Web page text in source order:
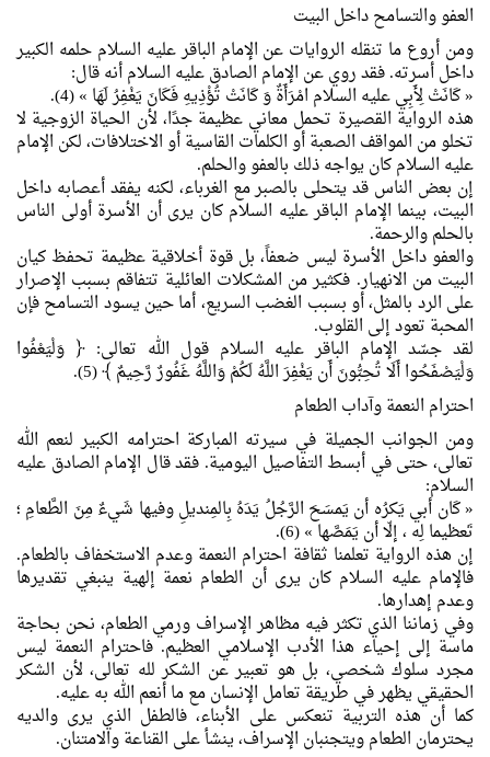
العفو والتسامح داخل البيت
ومن أروع ما تنقله الروايات عن الإمام الباقر عليه السلام حلمه الكبير
داخل أسرته. فقد روي عن الإمام الصادق عليه السلام أنه قال:
« كَانَتْ لِأَبِي عليه السلام امْرَأَةٌ وَ كَانَتْ تُؤْذِيهِ فَكَانَ يَغْفِرُ لَهَا » (4).
هذه الرواية القصيرة تحمل معاني عظيمة جدًا، لأن الحياة الزوجية لا
تخلو من المواقف الصعبة أو الكلمات القاسية أو الاختلافات، لكن الإمام
عليه السلام كان يواجه ذلك بالعفو والحلم.
إن بعض الناس قد يتحلى بالصبر مع الغرباء، لكنه يفقد أعصابه داخل
البيت، بينما الإمام الباقر عليه السلام كان يرى أن الأسرة أولى الناس
بالحلم والرحمة.
والعفو داخل الأسرة ليس ضعفاً، بل قوة أخلاقية عظيمة تحفظ كيان
البيت من الانهيار. فكثير من المشكلات العائلية تتفاقم بسبب الإصرار
على الرد بالمثل، أو بسبب الغضب السريع، أما حين يسود التسامح فإن
المحبة تعود إلى القلوب.
لقد جسّد الإمام الباقر عليه السلام قول الله تعالى: ﴿ وَلْيَعْفُوا
وَلْيَصْفَحُوا أَلَا تُحِبُّونَ أَن يَغْفِرَ اللَّهُ لَكُمْ وَاللَّهُ غَفُورٌ رَّحِيمٌ ﴾ (5).
احترام النعمة وآداب الطعام
ومن الجوانب الجميلة في سيرته المباركة احترامه الكبير لنعم الله
تعالى، حتى في أبسط التفاصيل اليومية. فقد قال الإمام الصادق عليه
السلام:
« كَان أبي يَكرُه أن يَمسَحَ الرَّجُلُ يَدَهُ بِالمِنديلِ وفيها شَيءٌ مِنَ الطَّعامِ ؛
تَعظيما لِه ، إلّا أن يَمَصَّها » (6).
إن هذه الرواية تعلمنا ثقافة احترام النعمة وعدم الاستخفاف بالطعام.
فالإمام عليه السلام كان يرى أن الطعام نعمة إلهية ينبغي تقديرها
وعدم إهدارها.
وفي زماننا الذي تكثر فيه مظاهر الإسراف ورمي الطعام، نحن بحاجة
ماسة إلى إحياء هذا الأدب الإسلامي العظيم. فاحترام النعمة ليس
مجرد سلوك شخصي، بل هو تعبير عن الشكر لله تعالى، لأن الشكر
الحقيقي يظهر في طريقة تعامل الإنسان مع ما أنعم الله به عليه.
كما أن هذه التربية تنعكس على الأبناء، فالطفل الذي يرى والديه
يحترمان الطعام ويتجنبان الإسراف، ينشأ على القناعة والامتنان.